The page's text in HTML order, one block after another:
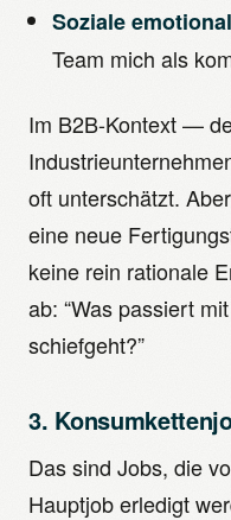
Soziale
Team mich als
Im B2B-Kontext —
oft unterschätzt.
eine neue
keine rein rationale
ab: “Was passiert
schiefgeht?”
3.
Das sind Jobs, die
Hauptjob erledigt